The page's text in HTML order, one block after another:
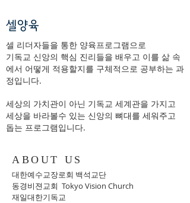
셀양육
셀 리더자들을 통한 양육프로그램으로
기독교 신앙의 핵심 진리들을 배우고 이를 삶 속
에서 어떻게 적용할지를 구체적으로 공부하는 과
정입니다.
세상의 가치관이 아닌 기독교 세계관을 가지고
세상을 바라볼수 있는 신앙의 뼈대를 세워주고
돕는 프로그램입니다.
ABOUT US
대한예수교장로회 백석교단
동경비젼교회 Tokyo Vision Church
재일대한기독교